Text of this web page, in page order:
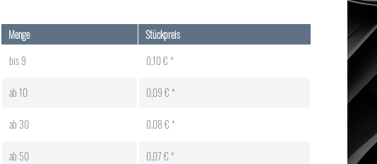
Menge
Stückpreis
bis9 0,10 € *
ab10 0,09 € *
ab 30 0,08 € *
ab 50 0,07 € *